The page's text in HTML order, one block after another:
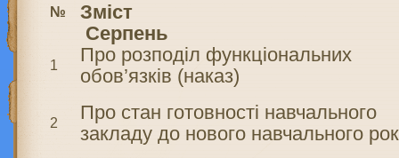
№
Зміст
Серпень
1
Про розподіл функціональних
обов’язків (наказ)
2
Про стан готовності навчального
закладу до нового навчального